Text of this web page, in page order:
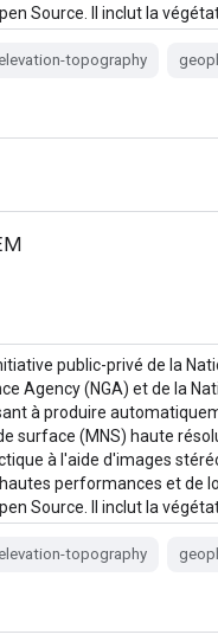
Source. Il inclut la
topography
public-privé de la
Agency (NGA) et de la
à produire
surface (MNS) haute
à l'aide d'images
performances et de
Source. Il inclut la
topography